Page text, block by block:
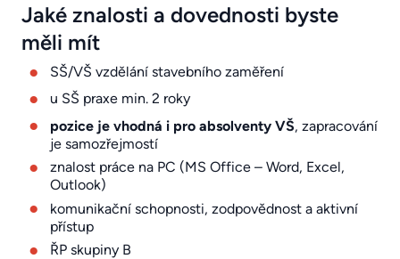
Jaké znalosti a dovednosti byste
měli mít
SŠ/VŠ vzdělání stavebního zaměření
u SŠ praxe min. 2 roky
pozice je vhodná i pro absolventy VŠ, zapracování
je samozřejmostí
znalost práce na PC (MS Office – Word, Excel,
Outlook)
komunikační schopnosti, zodpovědnost a aktivní
přístup
ŘP skupiny B